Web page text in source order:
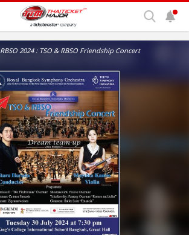
RBSO 2024 : TSO & RBSO Friendship Concert